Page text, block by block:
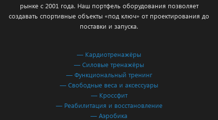
рынке с 2001 года. Наш портфель оборудования позволяет
создавать спортивные объекты «под ключ» от проектирования до
поставки и запуска.
— Кардиотренажёры
— Силовые тренажёры
— Функциональный тренинг
— Свободные веса и аксессуары
— Кроссфит
— Реабилитация и восстановление
— Аэробика